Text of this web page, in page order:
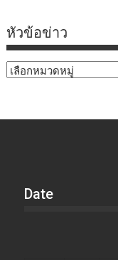
หัวข้อข่าว
หัวข้อ
Date